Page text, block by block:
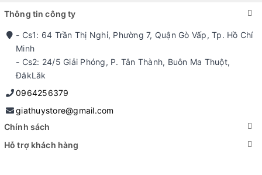
Thông tin công ty
- Cs1: 64 Trần Thị Nghỉ, Phường 7, Quận Gò Vấp, Tp. Hồ Chí
Minh
- Cs2: 24/5 Giải Phóng, P. Tân Thành, Buôn Ma Thuột,
ĐăkLăk
0964256379
giathuystore@gmail.com
Chính sách
Hỗ trợ khách hàng